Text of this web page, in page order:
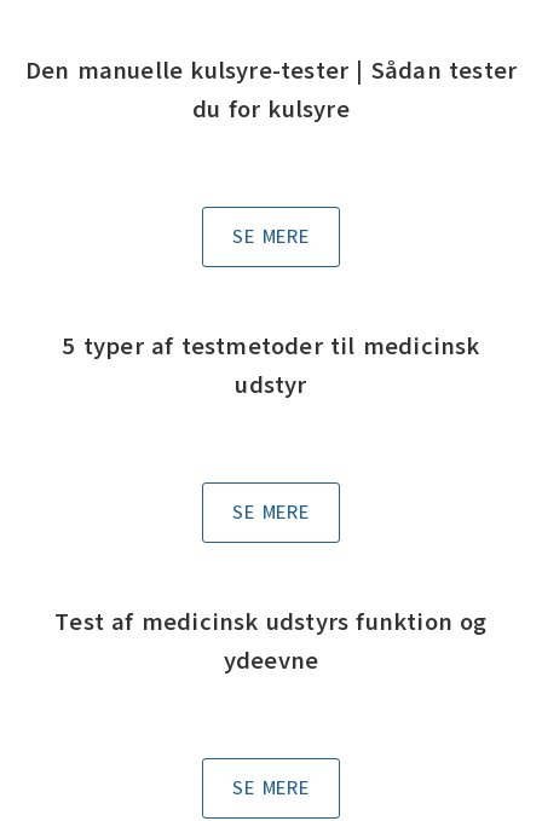
Den manuelle kulsyre-tester | Sådan tester
du for kulsyre
SE MERE
5 typer af testmetoder til medicinsk
udstyr
SE MERE
Test af medicinsk udstyrs funktion og
ydeevne
SE MERE